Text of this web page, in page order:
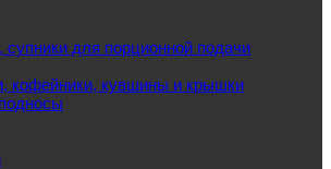
супники для порционной подачи
кофейники, кувшины и крышки